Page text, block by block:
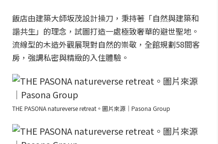
飯店由建築大師坂茂設計操刀，秉持著「自然與建築和
諧共生」的理念，試圖打造一處極致奢華的避世聖地。
流線型的木造外觀展現對自然的崇敬，全館規劃58間客
房，強調私密與精緻的入住體驗。
THE PASONA natureverse retreat。圖片來源｜Pasona Group